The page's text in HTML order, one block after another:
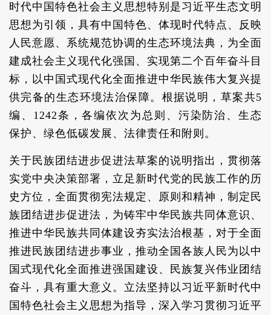
时代中国特色社会主义思想特别是习近平生态文明
思想为引领，具有中国特色、体现时代特点、反映
人民意愿、系统规范协调的生态环境法典，为全面
建成社会主义现代化强国、实现第二个百年奋斗目
标，以中国式现代化全面推进中华民族伟大复兴提
供完备的生态环境法治保障。根据说明，草案共5
编、1242条，各编依次为总则、污染防治、生态
保护、绿色低碳发展、法律责任和附则。
关于民族团结进步促进法草案的说明指出，贯彻落
实党中央决策部署，立足新时代党的民族工作的历
史方位，全面贯彻宪法规定、原则和精神，制定民
族团结进步促进法，为铸牢中华民族共同体意识、
推进中华民族共同体建设夯实法治根基，对于全面
推进民族团结进步事业，推动全国各族人民为以中
国式现代化全面推进强国建设、民族复兴伟业团结
奋斗，具有重大意义。立法坚持以习近平新时代中
国特色社会主义思想为指导，深入学习贯彻习近平